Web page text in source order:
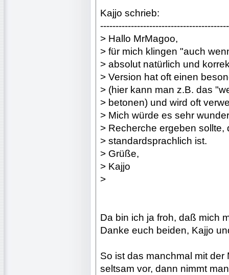
Kajjo schrieb:
> Hallo MrMagoo,
> für mich klingen "auch
> absolut natürlich und
> Version hat oft einen
> (hier kann man z.B. das
> betonen) und wird oft
> Mich würde es sehr
> Recherche ergeben sollte,
> standardsprachlich ist.
> Grüße,
> Kajjo
>
Da bin ich ja froh, daß mich
Danke euch beiden, Kajjo
So ist das manchmal mit
seltsam vor, dann nimmt